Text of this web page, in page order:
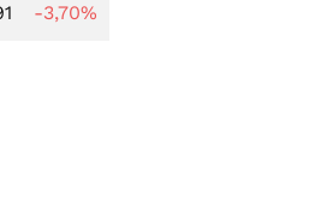
-3,70%